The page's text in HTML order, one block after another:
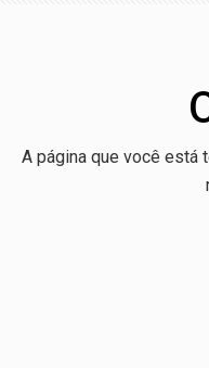
A página que você está